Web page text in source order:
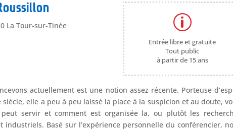
La Tour-sur-Tinée p
Entrée libre et gratuite
Tout public
à partir de 15 ans
actuellement est une notion assez récente. Porteuse
elle a peu à peu laissé la place à la suspicion et au doute,
servir et comment est organisée la, ou plutôt les
Basé sur l’expérience personnelle du conférencier,